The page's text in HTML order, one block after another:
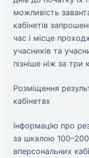
можливість
кабінетів
час і місце
учасників та
пізніше ніж за три
Розміщення
кабінетах
Інформацію про
за шкалою
вперсональних